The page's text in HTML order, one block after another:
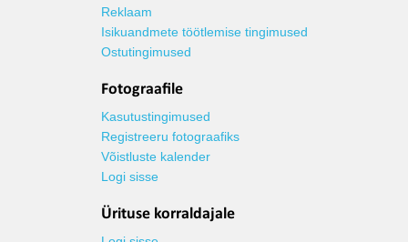
Reklaam
Isikuandmete töötlemise tingimused
Ostutingimused
Fotograafile
Kasutustingimused
Registreeru fotograafiks
Võistluste kalender
Logi sisse
Ürituse korraldajale